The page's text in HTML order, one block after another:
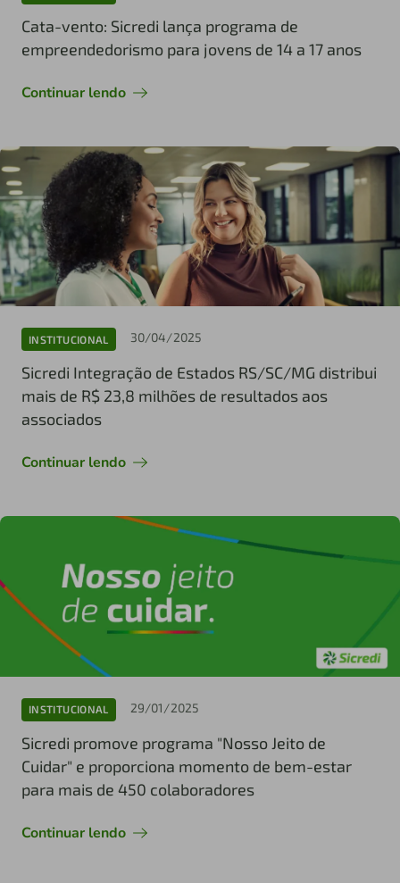
Cata-vento: Sicredi lança programa de
empreendedorismo para jovens de 14 a 17 anos
Continuar lendo
INSTITUCIONAL 30/04/2025
Sicredi Integração de Estados RS/SC/MG distribui
mais de R$ 23,8 milhões de resultados aos
associados
Continuar lendo
INSTITUCIONAL 29/01/2025
Sicredi promove programa "Nosso Jeito de
Cuidar" e proporciona momento de bem-estar
para mais de 450 colaboradores
Continuar lendo